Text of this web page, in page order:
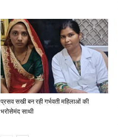
प्रसव सखी बन रही गर्भवती महिलाओं की
भरोसेमंद साथी